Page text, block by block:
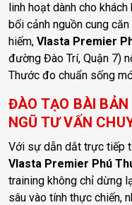
linh hoạt dành cho
bối cảnh nguồn cung
hiếm, Vlasta Premier
đường Đào Trí, Quận 7)
Thước đo chuẩn sống
ĐÀO TẠO BÀI BẢN
NGŨ TƯ VẤN
Với sự dẫn dắt trực tiếp
Vlasta Premier Phú
training không chỉ dừng
sâu vào tính thực chiến,